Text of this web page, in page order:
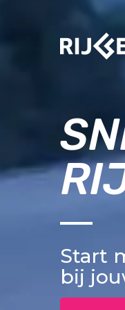
Start
bij